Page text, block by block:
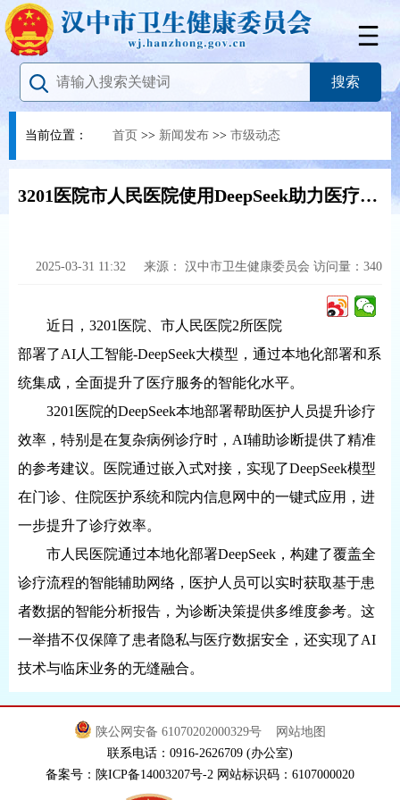
当前位置： 首页 >> 新闻发布 >> 市级动态
3201医院市人民医院使用DeepSeek助力医疗新体验
2025-03-31 11:32 来源： 汉中市卫生健康委员会 访问量： 340
近日，3201医院、市人民医院2所医院
部署了AI人工智能-DeepSeek大模型，通过本地化部署和系
统集成，全面提升了医疗服务的智能化水平。
3201医院的DeepSeek本地部署帮助医护人员提升诊疗
效率，特别是在复杂病例诊疗时，AI辅助诊断提供了精准
的参考建议。医院通过嵌入式对接，实现了DeepSeek模型
在门诊、住院医护系统和院内信息网中的一键式应用，进
一步提升了诊疗效率。
市人民医院通过本地化部署DeepSeek，构建了覆盖全
诊疗流程的智能辅助网络，医护人员可以实时获取基于患
者数据的智能分析报告，为诊断决策提供多维度参考。这
一举措不仅保障了患者隐私与医疗数据安全，还实现了AI
技术与临床业务的无缝融合。
陕公网安备 61070202000329号
网站地图
联系电话：0916-2626709 (办公室)
备案号：陕ICP备14003207号-2 网站标识码：6107000020